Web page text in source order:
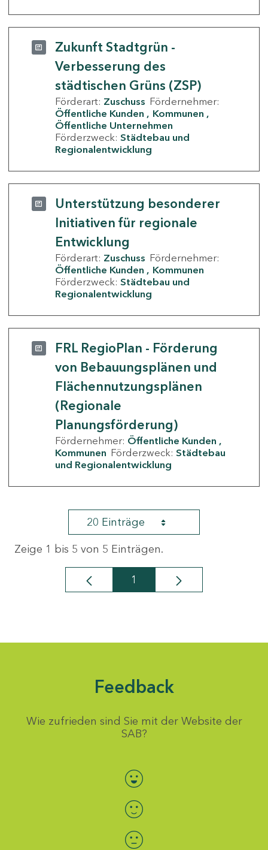
Zukunft Stadtgrün -
Verbesserung des
städtischen Grüns (ZSP)
Förderart: Zuschuss Fördernehmer:
Öffentliche Kunden
Kommunen
Öffentliche Unternehmen
Förderzweck: Städtebau und
Regionalentwicklung
Unterstützung besonderer
Initiativen für regionale
Entwicklung
Förderart: Zuschuss Fördernehmer:
Öffentliche Kunden
Kommunen
Förderzweck: Städtebau und
Regionalentwicklung
FRL RegioPlan - Förderung
von Bebauungsplänen und
Flächennutzungsplänen
(Regionale
Planungsförderung)
Fördernehmer: Öffentliche Kunden
Kommunen Förderzweck: Städtebau
und Regionalentwicklung
20 Einträge
Zeige 1 bis 5 von 5 Einträgen.
Seite
1
Feedback
Wie zufrieden sind Sie mit der Website der
SAB?
Bewertung auswählen